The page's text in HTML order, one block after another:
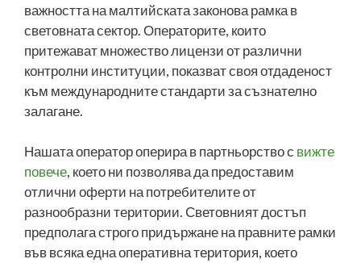
важността на малтийската законова рамка в
световната сектор. Операторите, които
притежават множество лицензи от различни
контролни институции, показват своя отдаденост
към международните стандарти за съзнателно
залагане.
Нашата оператор оперира в партньорство с вижте
повече, което ни позволява да предоставим
отлични оферти на потребителите от
разнообразни територии. Световният достъп
предполага строго придържане на правните рамки
във всяка една оперативна територия, което